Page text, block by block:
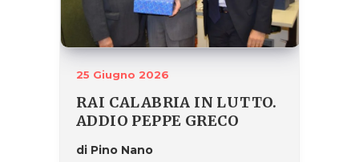
25 Giugno 2026
RAI CALABRIA IN LUTTO.
ADDIO PEPPE GRECO
di Pino Nano